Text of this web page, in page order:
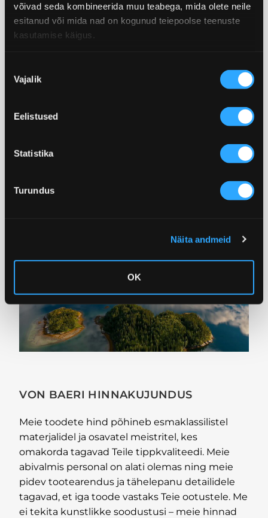
võivad seda kombineerida muu teabega, mida olete neile
esitanud või mida nad on kogunud teiepoolse teenuste
kasutamise käigus.
Vajalik
Eelistused
Statistika
Turundus
Näita andmeid
OK
Von Baeri tooteid soetades võite olla kindel,
aksessuaari, toetate seeläbi ka jätkusuutlikku
ärimudelit ja traditsioonilist käsitööd. Von
kogukondi ega kahjusta planeeti.
VON BAERI HINNAKUJUNDUS
Meie toodete hind põhineb esmaklassilistel
materjalidel ja osavatel meistritel, kes
omakorda tagavad Teile tippkvaliteedi. Meie
abivalmis personal on alati olemas ning meie
pidev tootearendus ja tähelepanu detailidele
tagavad, et iga toode vastaks Teie ootustele. Me
ei tekita kunstlikke soodustusi – meie hinnad